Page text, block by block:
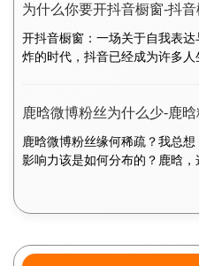
为什么你要开抖音橱窗-抖
开抖音橱窗：一场关于自我表
炸的时代，抖音已经成为许多人
鹿晗微博粉丝为什么少-鹿
鹿晗微博粉丝缘何稀疏？我总
影响力该是如何分布的？鹿晗，